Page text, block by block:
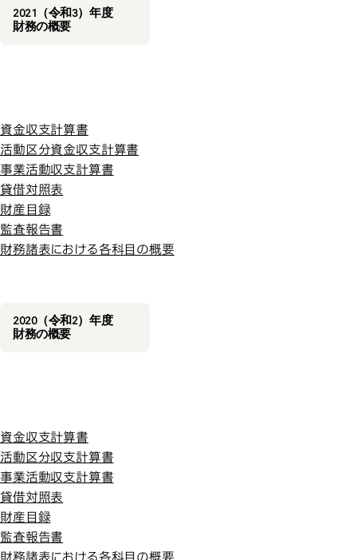
2021（令和3）年度
財務の概要
令和２年度
資金収支計算書
活動区分資金収支計算書
事業活動収支計算書
貸借対照表
財産目録
監査報告書
財務諸表における各科目の概要
2020（令和2）年度
財務の概要
令和元年度
資金収支計算書
活動区分収支計算書
事業活動収支計算書
貸借対照表
財産目録
監査報告書
財務諸表における各科目の概要